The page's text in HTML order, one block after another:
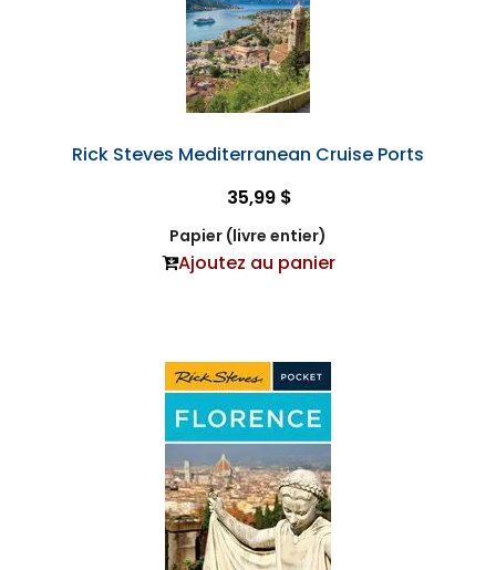
Rick Steves Mediterranean Cruise Ports
35,99 $
Papier (livre entier)
Ajoutez au panier